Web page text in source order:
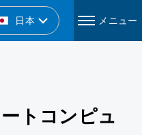
日本 メニュー
トコンピュ